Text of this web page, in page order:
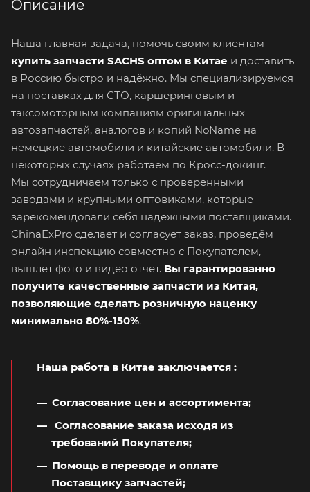
Описание
Наша главная задача, помочь своим клиентам
купить запчасти SACHS оптом в Китае и доставить
в Россию быстро и надёжно. Мы специализируемся
на поставках для СТО, каршеринговым и
таксомоторным компаниям оригинальных
автозапчастей, аналогов и копий NoName на
немецкие автомобили и китайские автомобили. В
некоторых случаях работаем по Кросс-докинг.
Мы сотрудничаем только с проверенными
заводами и крупными оптовиками, которые
зарекомендовали себя надёжными поставщиками.
ChinaExPro сделает и согласует заказ, проведём
онлайн инспекцию совместно с Покупателем,
вышлет фото и видео отчёт. Вы гарантированно
получите качественные запчасти из Китая,
позволяющие сделать розничную наценку
минимально 80%-150%.
Наша работа в Китае заключается :
Согласование цен и ассортимента;
Согласование заказа исходя из
требований Покупателя;
Помощь в переводе и оплате
Поставщику запчастей;